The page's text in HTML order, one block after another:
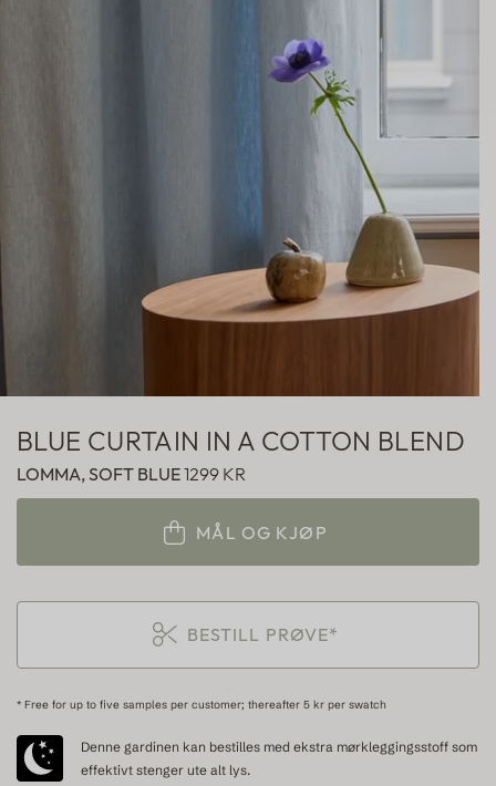
BLUE CURTAIN IN A COTTON BLEND
LOMMA, SOFT BLUE1299 KR
MÅL OG KJØP
BESTILL PRØVE*
* Free for up to five samples per customer; thereafter 5 kr per swatch
Denne gardinen kan bestilles med ekstra mørkleggingsstoff som
effektivt stenger ute alt lys.